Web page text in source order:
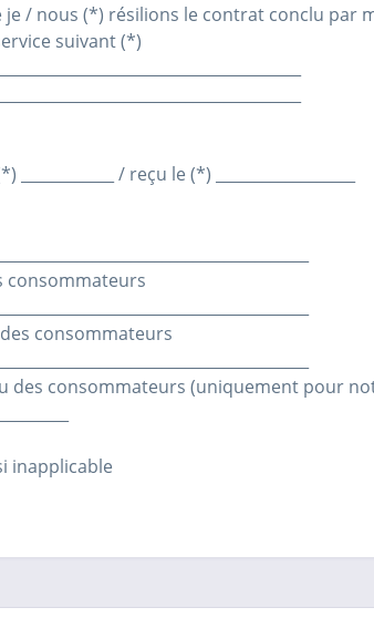
je / nous (*) résilions le contrat conclu par
suivant (*)
/ reçu le (*) __________________
consommateurs
consommateurs
des consommateurs (uniquement pour
inapplicable